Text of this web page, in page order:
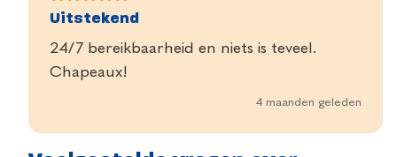
Uitstekend
24/7 bereikbaarheid en niets is teveel.
Chapeaux!
4 maanden geleden